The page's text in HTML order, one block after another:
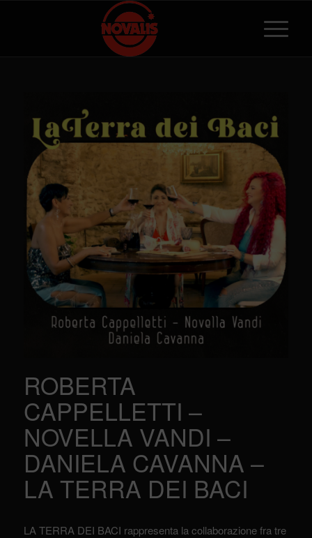
ROBERTA
CAPPELLETTI –
NOVELLA VANDI –
DANIELA CAVANNA –
LA TERRA DEI BACI
LA TERRA DEI BACI rappresenta la collaborazione fra tre